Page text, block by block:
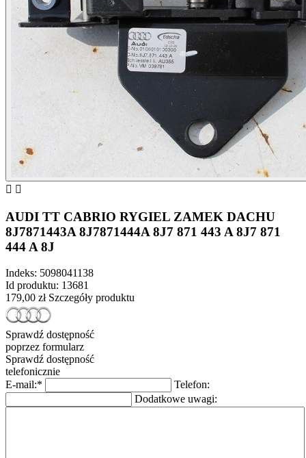
 
AUDI TT CABRIO RYGIEL ZAMEK DACHU
8J7871443A 8J7871444A 8J7 871 443 A 8J7 871
444 A 8J
Indeks: 5098041138
Id produktu: 13681
179,00 zł Szczegóły produktu
Sprawdź dostępność
poprzez formularz
Sprawdź dostępność
telefonicznie
E-mail:*
Telefon:
Dodatkowe uwagi: